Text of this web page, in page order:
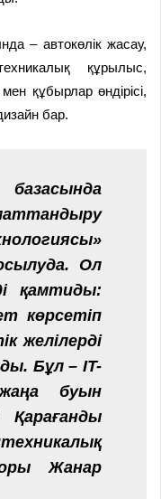
– автокөлік жасау,
құрылыс,
құбырлар өндірісі,
бар.
Ол
қамтиды:
көрсетіп
желілерді
Бұл – IT-
буын
Жанар